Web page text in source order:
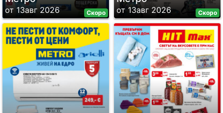
Скоро
от 13авг 2026 Скоро
от 13авг 2026